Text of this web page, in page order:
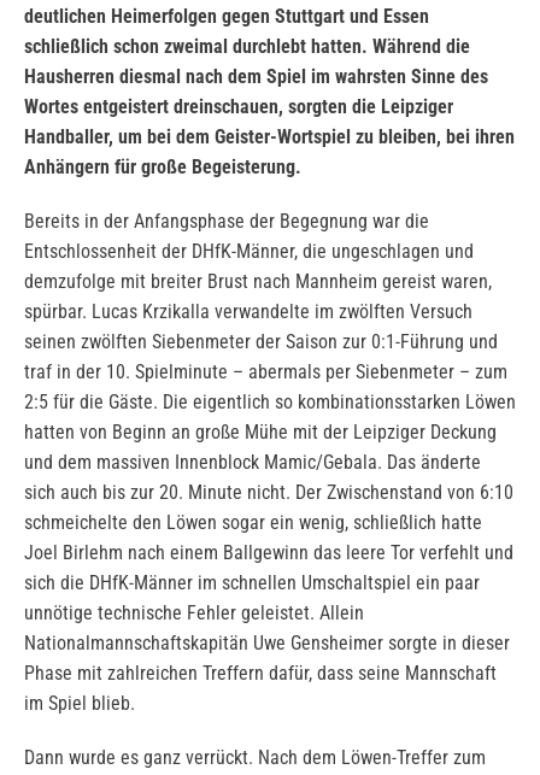
deutlichen Heimerfolgen gegen Stuttgart und Essen
schließlich schon zweimal durchlebt hatten. Während die
Hausherren diesmal nach dem Spiel im wahrsten Sinne des
Wortes entgeistert dreinschauen, sorgten die Leipziger
Handballer, um bei dem Geister-Wortspiel zu bleiben, bei ihren
Anhängern für große Begeisterung.
Bereits in der Anfangsphase der Begegnung war die
Entschlossenheit der DHfK-Männer, die ungeschlagen und
demzufolge mit breiter Brust nach Mannheim gereist waren,
spürbar. Lucas Krzikalla verwandelte im zwölften Versuch
seinen zwölften Siebenmeter der Saison zur 0:1-Führung und
traf in der 10. Spielminute – abermals per Siebenmeter – zum
2:5 für die Gäste. Die eigentlich so kombinationsstarken Löwen
hatten von Beginn an große Mühe mit der Leipziger Deckung
und dem massiven Innenblock Mamic/Gebala. Das änderte
sich auch bis zur 20. Minute nicht. Der Zwischenstand von 6:10
schmeichelte den Löwen sogar ein wenig, schließlich hatte
Joel Birlehm nach einem Ballgewinn das leere Tor verfehlt und
sich die DHfK-Männer im schnellen Umschaltspiel ein paar
unnötige technische Fehler geleistet. Allein
Nationalmannschaftskapitän Uwe Gensheimer sorgte in dieser
Phase mit zahlreichen Treffern dafür, dass seine Mannschaft
im Spiel blieb.
Dann wurde es ganz verrückt. Nach dem Löwen-Treffer zum